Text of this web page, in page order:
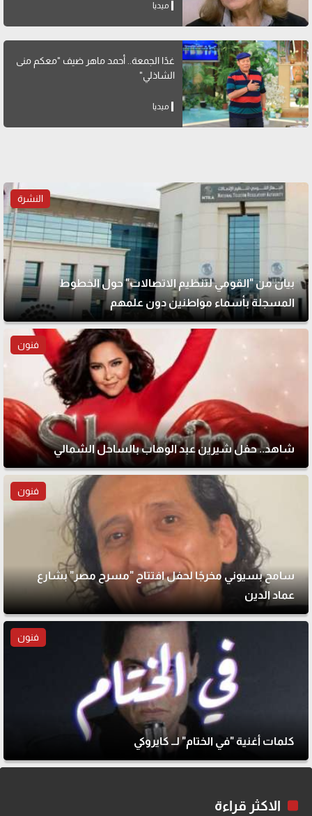
ميديا
غدًا الجمعة.. أحمد ماهر ضيف "معكم منى
الشاذلي"
ميديا
النشرة
بيان من "القومي لتنظيم الاتصالات" حول الخطوط
المسجلة بأسماء مواطنين دون علمهم
فنون
شاهد.. حفل شيرين عبد الوهاب بالساحل الشمالي
فنون
سامح بسيوني مخرجًا لحفل افتتاح "مسرح مصر" بشارع
عماد الدين
فنون
كلمات أغنية "في الختام" لــ كايروكي
الاكثر قراءة